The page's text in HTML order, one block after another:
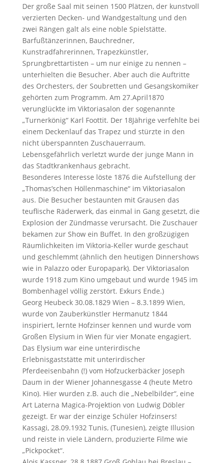
Der große Saal mit seinen 1500 Plätzen, der kunstvoll
verzierten Decken- und Wandgestaltung und den
zwei Rängen galt als eine noble Spielstätte.
Barfußtänzerinnen, Bauchredner,
Kunstradfahrerinnen, Trapezkünstler,
Sprungbrettartisten – um nur einige zu nennen –
unterhielten die Besucher. Aber auch die Auftritte
des Orchesters, der Soubretten und Gesangskomiker
gehörten zum Programm. Am 27.April1870
verunglückte im Viktoriasalon der sogenannte
„Turnerkönig“ Karl Foottit. Der 18Jährige verfehlte bei
einem Deckenlauf das Trapez und stürzte in den
nicht überspannten Zuschauerraum.
Lebensgefährlich verletzt wurde der junge Mann in
das Stadtkrankenhaus gebracht.
Besonderes Interesse löste 1876 die Aufstellung der
„Thomas’schen Höllenmaschine“ im Viktoriasalon
aus. Die Besucher bestaunten mit Grausen das
teuflische Räderwerk, das einmal in Gang gesetzt, die
Explosion der Zündmasse verursacht. Die Zuschauer
bekamen zur Show ein Buffet. In den großzügigen
Räumlichkeiten im Viktoria-Keller wurde geschaut
und geschlemmt (ähnlich den heutigen Dinnershows
wie in Palazzo oder Europapark). Der Viktoriasalon
wurde 1918 zum Kino umgebaut und wurde 1945 im
Bombenhagel völlig zerstört. Exkurs Ende.)
Georg Heubeck 30.08.1829 Wien – 8.3.1899 Wien,
wurde von Zauberkünstler Hermanutz 1844
inspiriert, lernte Hofzinser kennen und wurde vom
Großen Elysium in Wien für vier Monate engagiert.
Das Elysium war eine unterirdische
Erlebnisgaststätte mit unterirdischer
Pferdeeisenbahn (!) vom Hofzuckerbäcker Joseph
Daum in der Wiener Johannesgasse 4 (heute Metro
Kino). Hier wurden z.B. auch die „Nebelbilder“, eine
Art Laterna Magica-Projektion von Ludwig Döbler
gezeigt. Er war der einzige Schüler Hofzinsers!
Kassagi, 28.09.1932 Tunis, (Tunesien), zeigte Illusion
und reiste in viele Ländern, produzierte Filme wie
„Pickpocket“.